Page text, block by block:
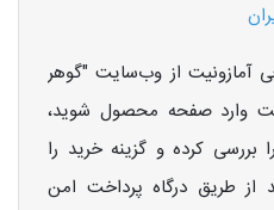
آمازونیت از وب‌سایت "گوهر
وارد صفحه محصول شوید،
کرده و گزینه خرید را
از طریق درگاه پرداخت امن